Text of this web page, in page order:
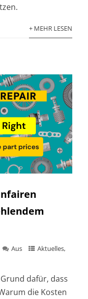
+ MEHR LESEN
Aus Aktuelles,
dafür, dass
die Kosten